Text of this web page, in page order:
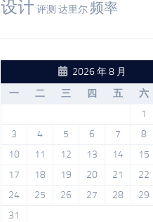
设计评测 达里尔频率
2026 年 8 月
一
二 三 四 五 六
1
3
4 5 6 7 8
10
11 12 13 14 15
17
18 19 20 21 22
24
25 26 27 28 29
31